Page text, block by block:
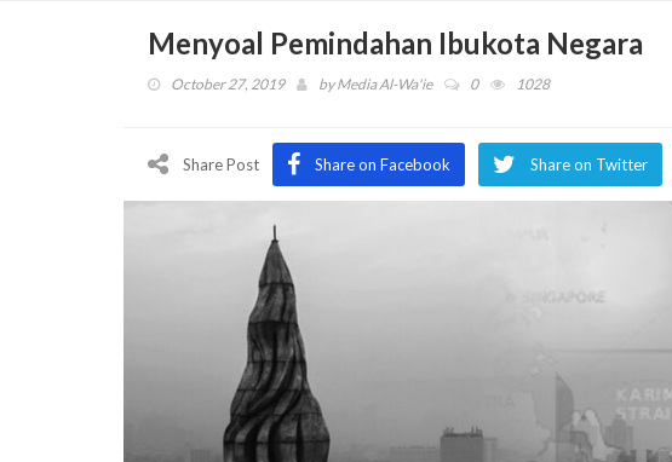
Menyoal Pemindahan Ibukota Negara
October 27, 2019 byMedia Al-Wa'ie 0 1028
Share Post Share on Facebook Share on Twitter